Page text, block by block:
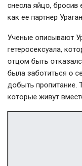
снесла яйцо, бросив
как ее партнер
Ученые описывают
гетеросексуала,
отцом быть
была заботиться о
добыть пропитание.
которые живут